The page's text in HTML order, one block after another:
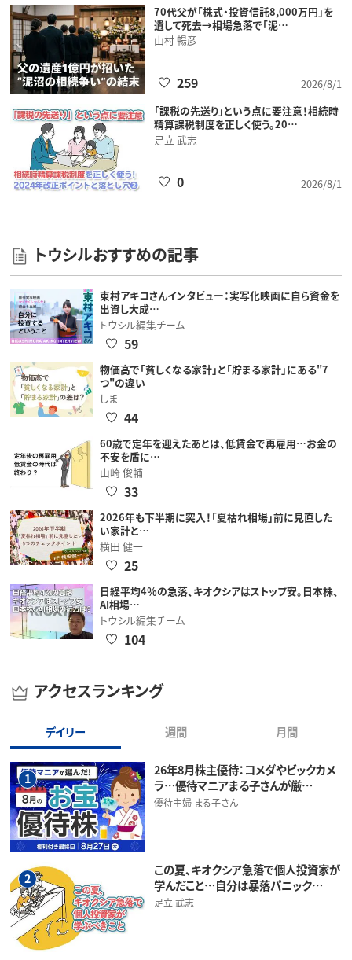
70代父が「株式・投資信託8,000万円」を
遺して死去→相場急落で「泥…
山村 暢彦
2026/8/1
259
「課税の先送り」という点に要注意！相続時
精算課税制度を正しく使う。20…
足立 武志
2026/8/1
0
トウシルおすすめの記事
東村アキコさんインタビュー：実写化映画に自ら資金を
出資し大成…
トウシル編集チーム
59
物価高で「貧しくなる家計」と「貯まる家計」にある"7
つ"の違い
しま
44
60歳で定年を迎えたあとは、低賃金で再雇用…お金の
不安を盾に…
山崎 俊輔
33
2026年も下半期に突入！「夏枯れ相場」前に見直した
い家計と…
横田 健一
25
日経平均4％の急落、キオクシアはストップ安。日本株、
AI相場…
トウシル編集チーム
104
アクセスランキング
デイリー 週間 月間
1
26年8月株主優待：コメダやビックカメ
ラ…優待マニアまる子さんが厳…
優待主婦 まる子さん
2
この夏、キオクシア急落で個人投資家が
学んだこと…自分は暴落パニック…
足立 武志